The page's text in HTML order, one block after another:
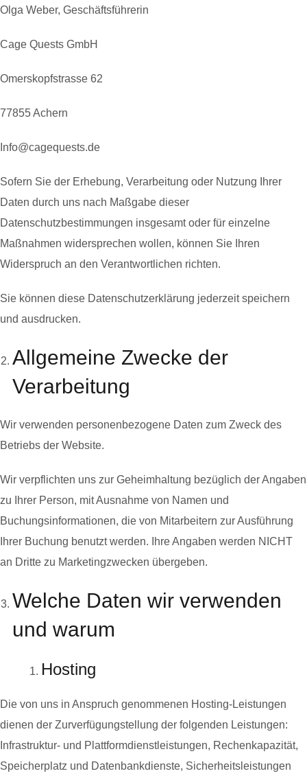
Olga Weber, Geschäftsführerin
Cage Quests GmbH
Omerskopfstrasse 62
77855 Achern
Info@cagequests.de
Sofern Sie der Erhebung, Verarbeitung oder Nutzung Ihrer
Daten durch uns nach Maßgabe dieser
Datenschutzbestimmungen insgesamt oder für einzelne
Maßnahmen widersprechen wollen, können Sie Ihren
Widerspruch an den Verantwortlichen richten.
Sie können diese Datenschutzerklärung jederzeit speichern
und ausdrucken.
Allgemeine Zwecke der
Verarbeitung
Wir verwenden personenbezogene Daten zum Zweck des
Betriebs der Website.
Wir verpflichten uns zur Geheimhaltung bezüglich der Angaben
zu Ihrer Person, mit Ausnahme von Namen und
Buchungsinformationen, die von Mitarbeitern zur Ausführung
Ihrer Buchung benutzt werden. Ihre Angaben werden NICHT
an Dritte zu Marketingzwecken übergeben.
Welche Daten wir verwenden
und warum
Hosting
Die von uns in Anspruch genommenen Hosting-Leistungen
dienen der Zurverfügungstellung der folgenden Leistungen:
Infrastruktur- und Plattformdienstleistungen, Rechenkapazität,
Speicherplatz und Datenbankdienste, Sicherheitsleistungen